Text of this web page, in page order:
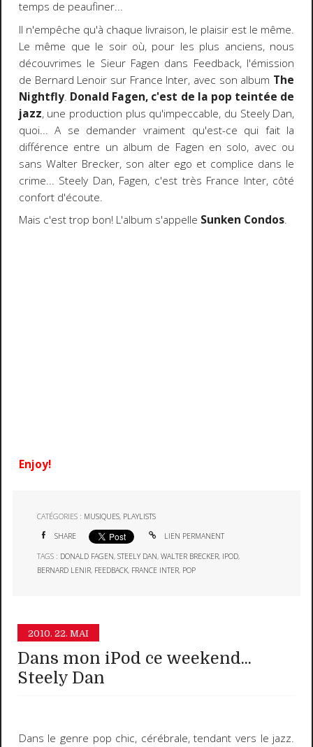
temps de peaufiner...
Il n'empêche qu'à chaque livraison, le plaisir est le même.
Le même que le soir où, pour les plus anciens, nous
découvrimes le Sieur Fagen dans Feedback, l'émission
de Bernard Lenoir sur France Inter, avec son album The
Nightfly. Donald Fagen, c'est de la pop teintée de
jazz, une production plus qu'impeccable, du Steely Dan,
quoi... A se demander vraiment qu'est-ce qui fait la
différence entre un album de Fagen en solo, avec ou
sans Walter Brecker, son alter ego et complice dans le
crime... Steely Dan, Fagen, c'est très France Inter, côté
confort d'écoute.
Mais c'est trop bon! L'album s'appelle Sunken Condos.
Enjoy!
CATÉGORIES : MUSIQUES, PLAYLISTS
SHARE LIEN PERMANENT
TAGS : DONALD FAGEN,STEELY DAN,WALTER BRECKER, IPOD,
BERNARD LENIR, FEEDBACK, FRANCE INTER, POP
2010. 22. MAI
Dans mon iPod ce weekend...
Steely Dan
Dans le genre pop chic, cérébrale, tendant vers le jazz.